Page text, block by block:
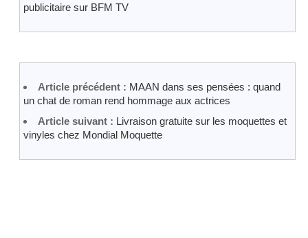
publicitaire sur BFM TV
Article précédent : MAAN dans ses pensées : quand
un chat de roman rend hommage aux actrices
Article suivant : Livraison gratuite sur les moquettes et
vinyles chez Mondial Moquette